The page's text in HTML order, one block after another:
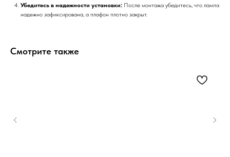
Убедитесь в надежности установки: После монтажа убедитесь, что лампа
надежно зафиксирована, а плафон плотно закрыт.
Смотрите также